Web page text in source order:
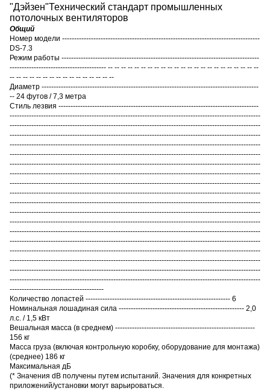
"Дэйзен"Технический стандарт промышленных
потолочных вентиляторов
Общий
Номер модели ----------------------------------------------------------------------------------
DS-7.3
Режим работы ----------------------------------------------------------------------------------
---------------------------------------- -- -- -- -- -- -- -- -- -- -- -- -- -- -- -- -- -- -- -- -- -- -- --
-- -- -- -- -- -- -- -- -- -- -- -- -- -- -- --
Диаметр ------------------------------------------------------------------------------------------
-- 24 футов / 7,3 метра
Стиль лезвия -----------------------------------------------------------------------------------
--------------------------------------------------------------------------------------------------------
--------------------------------------------------------------------------------------------------------
--------------------------------------------------------------------------------------------------------
--------------------------------------------------------------------------------------------------------
--------------------------------------------------------------------------------------------------------
--------------------------------------------------------------------------------------------------------
--------------------------------------------------------------------------------------------------------
--------------------------------------------------------------------------------------------------------
--------------------------------------------------------------------------------------------------------
--------------------------------------------------------------------------------------------------------
--------------------------------------------------------------------------------------------------------
--------------------------------------------------------------------------------------------------------
--------------------------------------------------------------------------------------------------------
--------------------------------------------------------------------------------------------------------
--------------------------------------------------------------------------------------------------------
--------------------------------------------------------------------------------------------------------
--------------------------------------------------------------------------------------------------------
--------------------------------------------------------------------------------------------------------
---------------------------------------
Количество лопастей ------------------------------------------------------------ 6
Номинальная лошадиная сила ---------------------------------------------------- 2,0
л.с. / 1,5 кВт
Вешальная масса (в среднем) ----------------------------------------------------------
156 кг
Масса груза (включая контрольную коробку, оборудование для монтажа)
(среднее) 186 кг
Максимальная дБ
(* Значения dB получены путем испытаний. Значения для конкретных
приложений/установки могут варьироваться.